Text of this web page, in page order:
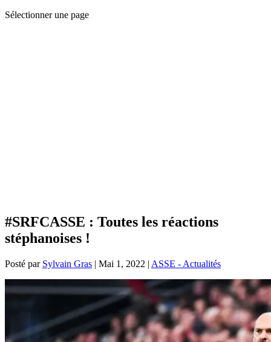
Sélectionner une page
#SRFCASSE : Toutes les réactions
stéphanoises !
Posté par Sylvain Gras | Mai 1, 2022 | ASSE - Actualités